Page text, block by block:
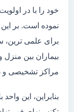
خود را با در
نموده است. بر
برای علمی ترین،
بیماران بین
مراکز تشخیصی و
بنابراین، این